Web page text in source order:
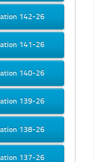
142-26
141-26
140-26
139-26
138-26
137-26